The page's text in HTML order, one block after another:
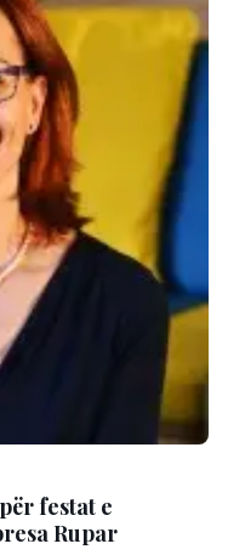
festat e
Rupar